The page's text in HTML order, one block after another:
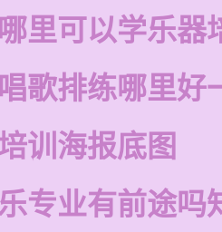
里可以学乐器
歌排练哪里好
训海报底图
专业有前途吗